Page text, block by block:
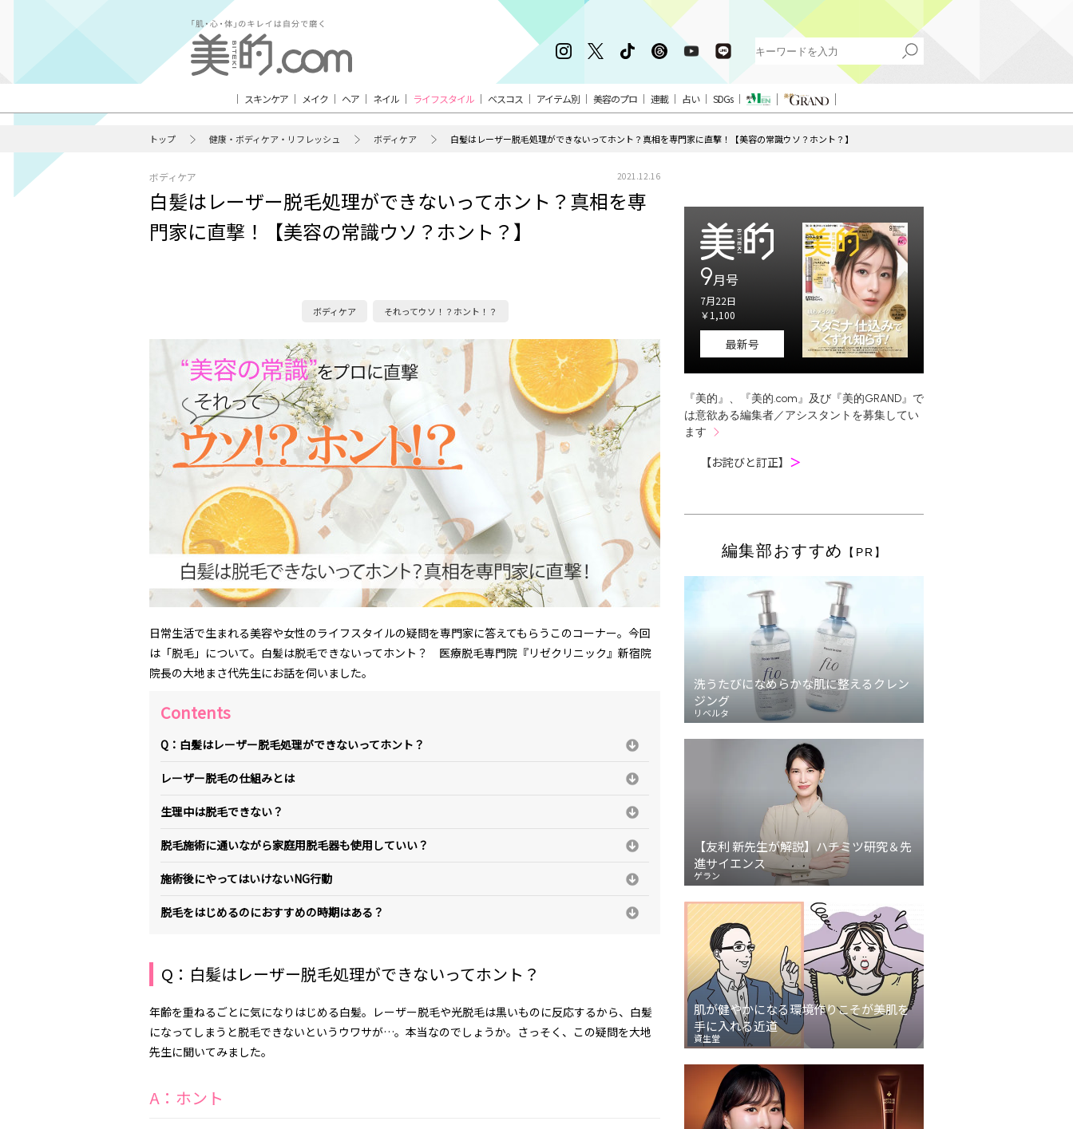
スキンケア メイク ヘア ネイル ライフスタイル ベスコス アイテム別 美容のプロ 連載 占い SDGs
トップ 健康・ボディケア・リフレッシュ ボディケア 白髪はレーザー脱毛処理ができないってホント？真相を専門家に直撃！【美容の常識ウソ？ホント？】
ボディケア 2021.12.16
白髪はレーザー脱毛処理ができないってホント？真相を専
門家に直撃！【美容の常識ウソ？ホント？】
ボディケア それってウソ！？ホント！？
日常生活で生まれる美容や女性のライフスタイルの疑問を専門家に答えてもらうこのコーナー。今回
は「脱毛」について。白髪は脱毛できないってホント？ 医療脱毛専門院『リゼクリニック』新宿院
院長の大地まさ代先生にお話を伺いました。
Contents
Q：白髪はレーザー脱毛処理ができないってホント？
レーザー脱毛の仕組みとは
生理中は脱毛できない？
脱毛施術に通いながら家庭用脱毛器も使用していい？
施術後にやってはいけないNG行動
脱毛をはじめるのにおすすめの時期はある？
Q：白髪はレーザー脱毛処理ができないってホント？
年齢を重ねるごとに気になりはじめる白髪。レーザー脱毛や光脱毛は黒いものに反応するから、白髪
になってしまうと脱毛できないというウワサが…。本当なのでしょうか。さっそく、この疑問を大地
先生に聞いてみました。
A：ホント
9月号
7月22日
￥1,100
最新号
『美的』、『美的.com』及び『美的GRAND』で
は意欲ある編集者／アシスタントを募集してい
ます
【お詫びと訂正】 ＞
編集部おすすめ 【PR】
洗うたびになめらかな肌に整えるクレン
ジング
リベルタ
【友利 新先生が解説】ハチミツ研究＆先
進サイエンス
ゲラン
肌が健やかになる環境作りこそが美肌を
手に入れる近道
資生堂